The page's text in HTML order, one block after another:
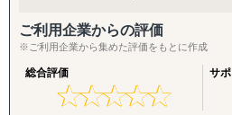
海外展開の「最初の一歩」として
査・現地規制調査・初期戦略設計
でを短期集中で実施。方向性を明
つなげます。
・調査/戦略から、現地パートナー
ーション構築、M&A、海外営業/
ジメントまで、一気通貫で支援
・グローバル企業から中堅/中小/
で、企業規模を問わずに多様な
ご利用企業からの評価
※ご利用企業から集めた評価をもとに作成
総合評価
★★★★★
★★★★★
サ